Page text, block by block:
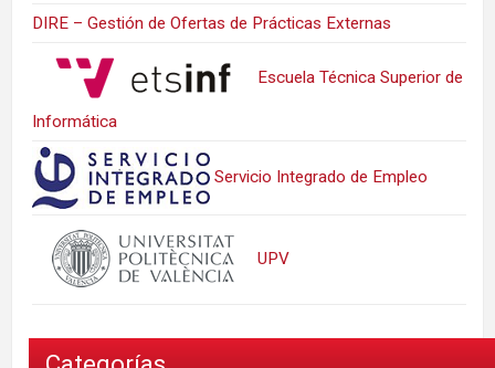
DIRE – Gestión de Ofertas de Prácticas Externas
Escuela Técnica Superior de
Informática
Servicio Integrado de Empleo
UPV